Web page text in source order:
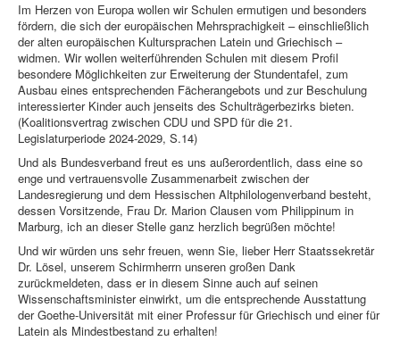
Im Herzen von Europa wollen wir Schulen ermutigen und besonders
fördern, die sich der europäischen Mehrsprachigkeit – einschließlich
der alten europäischen Kultursprachen Latein und Griechisch –
widmen. Wir wollen weiterführenden Schulen mit diesem Profil
besondere Möglichkeiten zur Erweiterung der Stundentafel, zum
Ausbau eines entsprechenden Fächerangebots und zur Beschulung
interessierter Kinder auch jenseits des Schulträgerbezirks bieten.
(Koalitionsvertrag zwischen CDU und SPD für die 21.
Legislaturperiode 2024-2029, S.14)
Und als Bundesverband freut es uns außerordentlich, dass eine so
enge und vertrauensvolle Zusammenarbeit zwischen der
Landesregierung und dem Hessischen Altphilologenverband besteht,
dessen Vorsitzende, Frau Dr. Marion Clausen vom Philippinum in
Marburg, ich an dieser Stelle ganz herzlich begrüßen möchte!
Und wir würden uns sehr freuen, wenn Sie, lieber Herr Staatssekretär
Dr. Lösel, unserem Schirmherrn unseren großen Dank
zurückmeldeten, dass er in diesem Sinne auch auf seinen
Wissenschaftsminister einwirkt, um die entsprechende Ausstattung
der Goethe-Universität mit einer Professur für Griechisch und einer für
Latein als Mindestbestand zu erhalten!